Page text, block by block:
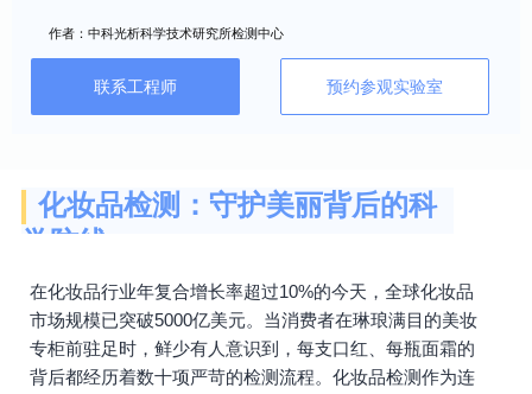
作者：中科光析科学技术研究所检测中心
联系工程师 预约参观实验室
化妆品检测：守护美丽背后的科
学防线
在化妆品行业年复合增长率超过10%的今天，全球化妆品
市场规模已突破5000亿美元。当消费者在琳琅满目的美妆
专柜前驻足时，鲜少有人意识到，每支口红、每瓶面霜的
背后都经历着数十项严苛的检测流程。化妆品检测作为连